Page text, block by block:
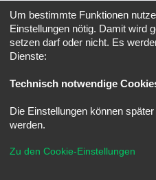
Um bestimmte Funktionen
Einstellungen nötig. Damit wird
setzen darf oder nicht. Es
Dienste:
Technisch notwendige
Die Einstellungen können
werden.
Zu den Cookie-Einstellungen